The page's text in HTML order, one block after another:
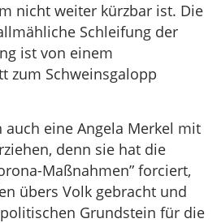
nicht weiter kürzbar ist. Die
Schleifung der
ist von einem
zum Schweinsgalopp
eine Angela Merkel mit
denn sie hat die
Maßnahmen” forciert,
übers Volk gebracht und
Grundstein für die